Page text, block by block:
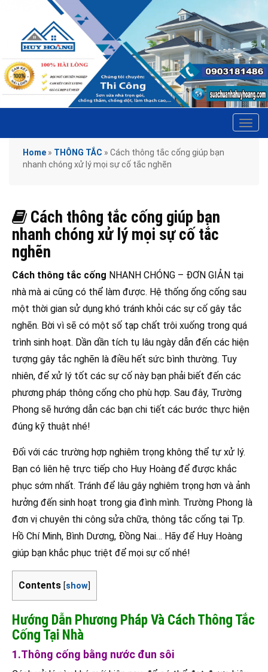
Home » THÔNG TẮC » Cách thông tắc cống giúp bạn
nhanh chóng xử lý mọi sự cố tắc nghẽn
Cách thông tắc cống giúp bạn
nhanh chóng xử lý mọi sự cố tắc
nghẽn
Cách thông tắc cống NHANH CHÓNG – ĐƠN GIẢN tại
nhà mà ai cũng có thể làm được. Hệ thống ống cống sau
một thời gian sử dụng khó tránh khỏi các sự cố gây tắc
nghẽn. Bời vì sẽ có một số tạp chất trôi xuống trong quá
trình sinh hoạt. Dần dần tích tụ lâu ngày dẫn đến các hiện
tượng gây tắc nghẽn là điều hết sức bình thường. Tuy
nhiên, để xử lý tốt các sự cố này bạn phải biết đến các
phương pháp thông cống cho phù hợp. Sau đây, Trường
Phong sẽ hướng dẫn các bạn chi tiết các bước thực hiện
đúng kỹ thuật nhé!
Đối với các trường hợp nghiêm trọng không thể tự xử lý.
Bạn có liên hệ trực tiếp cho Huy Hoàng để được khắc
phục sớm nhất. Tránh để lâu gây nghiêm trọng hơn và ảnh
hưởng đến sinh hoạt trong gia đình mình. Trường Phong là
đơn vị chuyên thi công sửa chữa, thông tắc cống tại Tp.
Hồ Chí Minh, Bình Dương, Đồng Nai… Hãy để Huy Hoàng
giúp bạn khắc phục triệt để mọi sự cố nhé!
Contents [show]
Hướng Dẫn Phương Pháp Và Cách Thông Tắc
Cống Tại Nhà
1.Thông cống bằng nước đun sôi